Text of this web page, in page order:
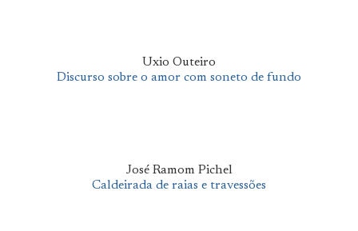
Uxio Outeiro
Discurso sobre o amor com soneto de fundo
José Ramom Pichel
Caldeirada de raias e travessões